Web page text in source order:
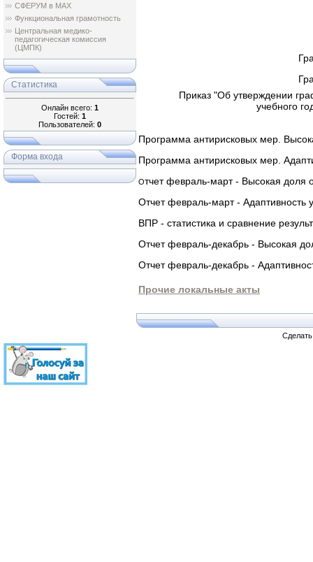
СФЕРУМ в МАХ
Функциональная грамотность
Центральная медико-
педагогическая комиссия
(ЦМПК)
Статистика
Онлайн всего: 1
Гостей: 1
Пользователей: 0
Форма входа
Приказ "Об утверждении
учебного
Программа антирисковых мер.
Программа антирисковых мер.
Отчет февраль-март - Высокая
Отчет февраль-март - Адаптивность
ВПР - статистика и сравнение
Отчет февраль-декабрь - Высокая
Отчет февраль-декабрь -
Прочие локальные акты